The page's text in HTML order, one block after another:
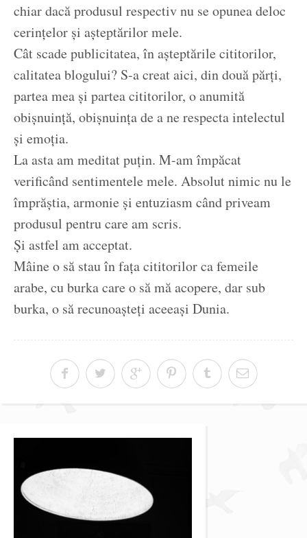
chiar dacă produsul respectiv nu se opunea deloc
cerințelor și așteptărilor mele.
Cât scade publicitatea, în așteptările cititorilor,
calitatea blogului? S-a creat aici, din două părți,
partea mea și partea cititorilor, o anumită
obișnuință, obișnuința de a ne respecta intelectul
și emoția.
La asta am meditat puțin. M-am împăcat
verificând sentimentele mele. Absolut nimic nu le
împrăștia, armonie și entuziasm când priveam
produsul pentru care am scris.
Și astfel am acceptat.
Mâine o să stau în fața cititorilor ca femeile
arabe, cu burka care o să mă acopere, dar sub
burka, o să recunoașteți aceeași Dunia.